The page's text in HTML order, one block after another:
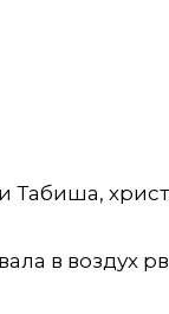
в воздух